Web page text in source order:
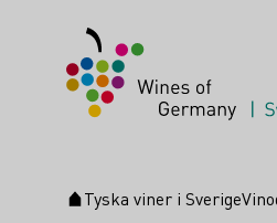
Startsida
Tyska viner i Sverige